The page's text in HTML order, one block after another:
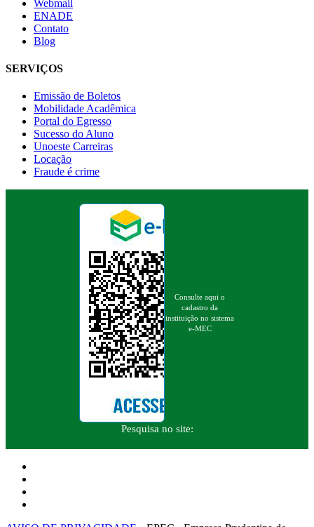
Webmail
ENADE
Contato
Blog
SERVIÇOS
Emissão de Boletos
Mobilidade Acadêmica
Portal do Egresso
Sucesso do Aluno
Unoeste Carreiras
Locação
Fraude é crime
Consulte aqui o
cadastro da
instituição no sistema
e-MEC
Pesquisa no site: